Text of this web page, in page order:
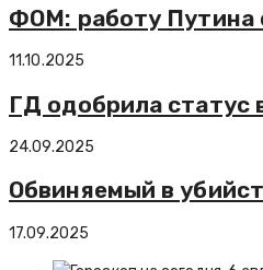
ФОМ: работу Путина
11.10.2025
ГД одобрила статус
24.09.2025
Обвиняемый в
17.09.2025